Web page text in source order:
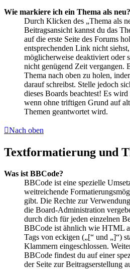
Wie markiere ich ein Thema als neu?
Durch Klicken des „Thema als
Beitragsansicht kannst du das
auf die erste Seite des Forums
entsprechenden Link nicht
möglicherweise deaktiviert oder
nicht genügend Zeit vergangen.
Thema nach oben zu holen,
darauf schreibst. Stelle jedoch
dieses Boards beachtest! Es
wenn ohne triftigen Grund auf
Themen geantwortet wird.
Nach oben
Textformatierung und
Was ist BBCode?
BBCode ist eine spezielle
weitreichende
gibt. Die Rechte zur
die Board-Administration
durch dich für jeden einzelnen
BBCode ist ähnlich wie HTML
Tags von eckigen („[“ und „]“)
Klammern eingeschlossen.
BBCode findest du auf einer
der Seite zur Beitragserstellung